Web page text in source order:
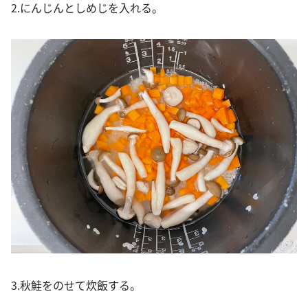
2.にんじんとしめじを入れる。
3.秋鮭をのせて炊飯する。